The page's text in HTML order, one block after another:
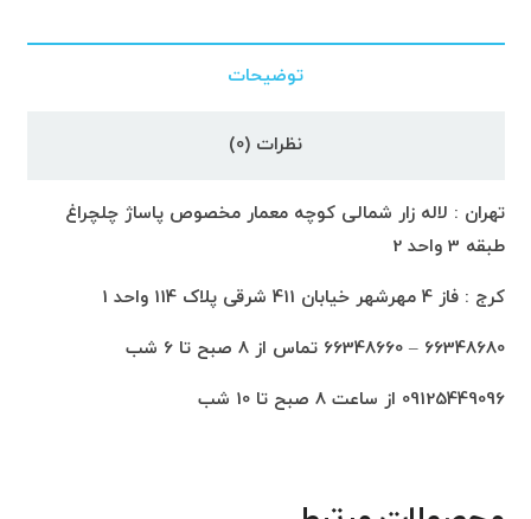
توضیحات
نظرات (0)
تهران : لاله زار شمالی کوچه معمار مخصوص پاساژ چلچراغ
طبقه 3 واحد 2
کرج : فاز 4 مهرشهر خیابان 411 شرقی پلاک 114 واحد 1
66348680 – 66348660 تماس از 8 صبح تا 6 شب
09125449096 از ساعت 8 صبح تا 10 شب